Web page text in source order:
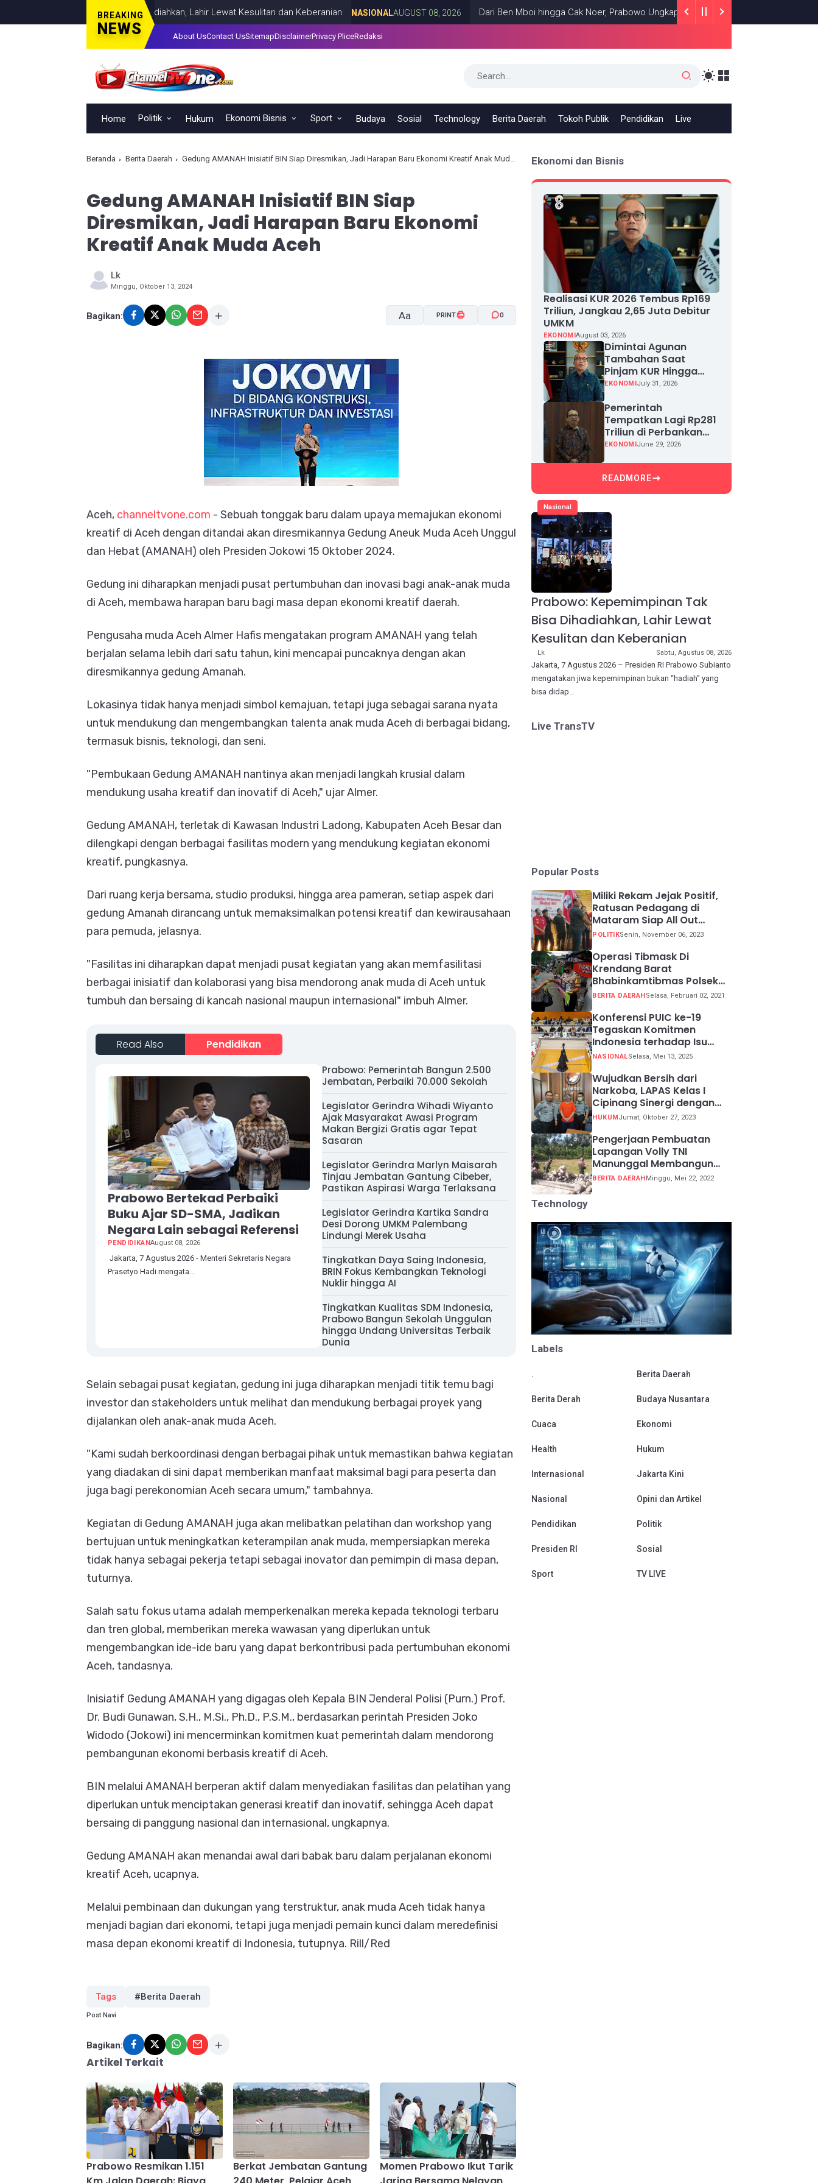
BREAKING
NEWS
Tak Bisa Dihadiahkan, Lahir Lewat Kesulitan dan Keberanian NASIONALAUGUST 08, 2026 Dari Ben Mboi hingga Cak Noer, Prabowo Ungkap Makna Kepemimpinan: Bekerja, Cintai
About UsContact UsSitemapDisclaimerPrivacy PliceRedaksi
Home Politik Hukum Ekonomi Bisnis Sport Budaya Sosial Technology Berita Daerah Tokoh Publik Pendidikan Live
Beranda Berita Daerah Gedung AMANAH Inisiatif BIN Siap Diresmikan, Jadi Harapan Baru Ekonomi Kreatif Anak Muda Aceh
Gedung AMANAH Inisiatif BIN Siap
Diresmikan, Jadi Harapan Baru Ekonomi
Kreatif Anak Muda Aceh
Lk
Minggu, Oktober 13, 2024
Bagikan: Aa PRINT 0
Aceh, channeltvone.com - Sebuah tonggak baru dalam upaya memajukan ekonomi
kreatif di Aceh dengan ditandai akan diresmikannya Gedung Aneuk Muda Aceh Unggul
dan Hebat (AMANAH) oleh Presiden Jokowi 15 Oktober 2024.
Gedung ini diharapkan menjadi pusat pertumbuhan dan inovasi bagi anak-anak muda
di Aceh, membawa harapan baru bagi masa depan ekonomi kreatif daerah.
Pengusaha muda Aceh Almer Hafis mengatakan program AMANAH yang telah
berjalan selama lebih dari satu tahun, kini mencapai puncaknya dengan akan
diresmikannya gedung Amanah.
Lokasinya tidak hanya menjadi simbol kemajuan, tetapi juga sebagai sarana nyata
untuk mendukung dan mengembangkan talenta anak muda Aceh di berbagai bidang,
termasuk bisnis, teknologi, dan seni.
"Pembukaan Gedung AMANAH nantinya akan menjadi langkah krusial dalam
mendukung usaha kreatif dan inovatif di Aceh," ujar Almer.
Gedung AMANAH, terletak di Kawasan Industri Ladong, Kabupaten Aceh Besar dan
dilengkapi dengan berbagai fasilitas modern yang mendukung kegiatan ekonomi
kreatif, pungkasnya.
Dari ruang kerja bersama, studio produksi, hingga area pameran, setiap aspek dari
gedung Amanah dirancang untuk memaksimalkan potensi kreatif dan kewirausahaan
para pemuda, jelasnya.
"Fasilitas ini diharapkan dapat menjadi pusat kegiatan yang akan memfasilitasi
berbagai inisiatif dan kolaborasi yang bisa mendorong anak muda di Aceh untuk
tumbuh dan bersaing di kancah nasional maupun internasional" imbuh Almer.
Read Also Pendidikan
Prabowo Bertekad Perbaiki
Buku Ajar SD-SMA, Jadikan
Negara Lain sebagai Referensi
PENDIDIKANAugust 08, 2026
Jakarta, 7 Agustus 2026 - Menteri Sekretaris Negara
Prasetyo Hadi mengata...
Prabowo: Pemerintah Bangun 2.500
Jembatan, Perbaiki 70.000 Sekolah
Legislator Gerindra Wihadi Wiyanto
Ajak Masyarakat Awasi Program
Makan Bergizi Gratis agar Tepat
Sasaran
Legislator Gerindra Marlyn Maisarah
Tinjau Jembatan Gantung Cibeber,
Pastikan Aspirasi Warga Terlaksana
Legislator Gerindra Kartika Sandra
Desi Dorong UMKM Palembang
Lindungi Merek Usaha
Tingkatkan Daya Saing Indonesia,
BRIN Fokus Kembangkan Teknologi
Nuklir hingga AI
Tingkatkan Kualitas SDM Indonesia,
Prabowo Bangun Sekolah Unggulan
hingga Undang Universitas Terbaik
Dunia
Selain sebagai pusat kegiatan, gedung ini juga diharapkan menjadi titik temu bagi
investor dan stakeholders untuk melihat dan mendukung berbagai proyek yang
dijalankan oleh anak-anak muda Aceh.
"Kami sudah berkoordinasi dengan berbagai pihak untuk memastikan bahwa kegiatan
yang diadakan di sini dapat memberikan manfaat maksimal bagi para peserta dan
juga bagi perekonomian Aceh secara umum," tambahnya.
Kegiatan di Gedung AMANAH juga akan melibatkan pelatihan dan workshop yang
bertujuan untuk meningkatkan keterampilan anak muda, mempersiapkan mereka
tidak hanya sebagai pekerja tetapi sebagai inovator dan pemimpin di masa depan,
tuturnya.
Salah satu fokus utama adalah memperkenalkan mereka kepada teknologi terbaru
dan tren global, memberikan mereka wawasan yang diperlukan untuk
mengembangkan ide-ide baru yang dapat berkontribusi pada pertumbuhan ekonomi
Aceh, tandasnya.
Inisiatif Gedung AMANAH yang digagas oleh Kepala BIN Jenderal Polisi (Purn.) Prof.
Dr. Budi Gunawan, S.H., M.Si., Ph.D., P.S.M., berdasarkan perintah Presiden Joko
Widodo (Jokowi) ini mencerminkan komitmen kuat pemerintah dalam mendorong
pembangunan ekonomi berbasis kreatif di Aceh.
BIN melalui AMANAH berperan aktif dalam menyediakan fasilitas dan pelatihan yang
diperlukan untuk menciptakan generasi kreatif dan inovatif, sehingga Aceh dapat
bersaing di panggung nasional dan internasional, ungkapnya.
Gedung AMANAH akan menandai awal dari babak baru dalam perjalanan ekonomi
kreatif Aceh, ucapnya.
Melalui pembinaan dan dukungan yang terstruktur, anak muda Aceh tidak hanya
menjadi bagian dari ekonomi, tetapi juga menjadi pemain kunci dalam meredefinisi
masa depan ekonomi kreatif di Indonesia, tutupnya. Rill/Red
Tags #Berita Daerah
Post Navi
Bagikan:
Artikel Terkait
Prabowo Resmikan 1.151
Berkat Jembatan Gantung
Momen Prabowo Ikut Tarik
Ekonomi dan Bisnis
Realisasi KUR 2026 Tembus Rp169
Triliun, Jangkau 2,65 Juta Debitur
UMKM
EKONOMIAugust 03, 2026
Dimintai Agunan
Tambahan Saat
Pinjam KUR Hingga
Rp100 Juta, Segera
EKONOMI July 31, 2026
Pemerintah
Tempatkan Lagi Rp281
Triliun di Perbankan
demi Jaga Likuiditas
EKONOMI June 29, 2026
READMORE
Nasional
Prabowo: Kepemimpinan Tak
Bisa Dihadiahkan, Lahir Lewat
Kesulitan dan Keberanian
Lk Sabtu, Agustus 08, 2026
Jakarta, 7 Agustus 2026 – Presiden RI Prabowo Subianto
mengatakan jiwa kepemimpinan bukan “hadiah” yang
bisa didap…
Live TransTV
Popular Posts
Miliki Rekam Jejak Positif,
Ratusan Pedagang di
Mataram Siap All Out
Menangkan Ganjar-Mahfud
POLITIKSenin, November 06, 2023
Operasi Tibmask Di
Krendang Barat
Bhabinkamtibmas Polsek
Tambora Bagikan Masker
Prokes
BERITA DAERAHSelasa, Februari 02, 2021
Konferensi PUIC ke-19
Tegaskan Komitmen
Indonesia terhadap Isu
Lingkungan Global
NASIONALSelasa, Mei 13, 2025
Wujudkan Bersih dari
Narkoba, LAPAS Kelas I
Cipinang Sinergi dengan
Kepolisian Resor Metro
HUKUMJumat, Oktober 27, 2023
Pengerjaan Pembuatan
Lapangan Volly TNI
Manunggal Membangun
Desa (TMMD) ke 113
BERITA DAERAHMinggu, Mei 22, 2022
Technology
Labels
. Berita Daerah
Berita Derah Budaya Nusantara
Cuaca Ekonomi
Health Hukum
Internasional Jakarta Kini
Nasional Opini dan Artikel
Pendidikan Politik
Presiden RI Sosial
Sport TV LIVE